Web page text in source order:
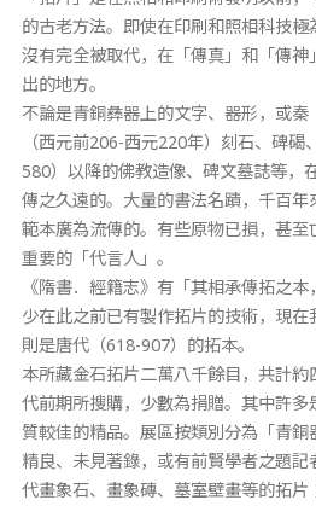
的古老方法。即使在印刷和照相科技
沒有完全被取代，在「傳真」和「傳
出的地方。
不論是青銅彝器上的文字、器形，或
（西元前206-西元220年）刻石、碑
580）以降的佛教造像、碑文墓誌等，
傳之久遠的。大量的書法名蹟，千百
範本廣為流傳的。有些原物已損，甚
重要的「代言人」。
《隋書．經籍志》有「其相承傳拓之
少在此之前已有製作拓片的技術，現在
則是唐代（618-907）的拓本。
本所藏金石拓片二萬八千餘目，共計
代前期所搜購，少數為捐贈。其中許
質較佳的精品。展區按類別分為「青
精良、未見著錄，或有前賢學者之題
代畫象石、畫象磚、墓室壁畫等的拓